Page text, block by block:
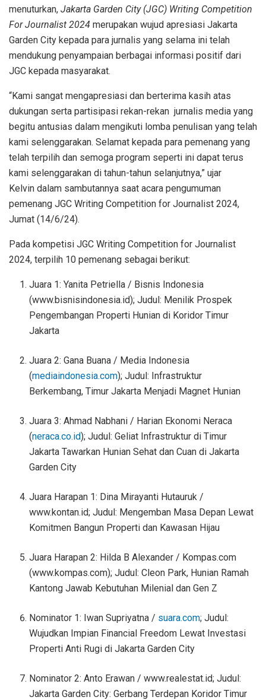
menuturkan, Jakarta Garden City (JGC) Writing Competition
For Journalist 2024 merupakan wujud apresiasi Jakarta
Garden City kepada para jurnalis yang selama ini telah
mendukung penyampaian berbagai informasi positif dari
JGC kepada masyarakat.
“Kami sangat mengapresiasi dan berterima kasih atas
dukungan serta partisipasi rekan-rekan jurnalis media yang
begitu antusias dalam mengikuti lomba penulisan yang telah
kami selenggarakan. Selamat kepada para pemenang yang
telah terpilih dan semoga program seperti ini dapat terus
kami selenggarakan di tahun-tahun selanjutnya,” ujar
Kelvin dalam sambutannya saat acara pengumuman
pemenang JGC Writing Competition for Journalist 2024,
Jumat (14/6/24).
Pada kompetisi JGC Writing Competition for Journalist
2024, terpilih 10 pemenang sebagai berikut:
Juara 1: Yanita Petriella / Bisnis Indonesia
(www.bisnisindonesia.id); Judul: Menilik Prospek
Pengembangan Properti Hunian di Koridor Timur
Jakarta
Juara 2: Gana Buana / Media Indonesia
(mediaindonesia.com); Judul: Infrastruktur
Berkembang, Timur Jakarta Menjadi Magnet Hunian
Juara 3: Ahmad Nabhani / Harian Ekonomi Neraca
(neraca.co.id); Judul: Geliat Infrastruktur di Timur
Jakarta Tawarkan Hunian Sehat dan Cuan di Jakarta
Garden City
Juara Harapan 1: Dina Mirayanti Hutauruk /
www.kontan.id; Judul: Mengemban Masa Depan Lewat
Komitmen Bangun Properti dan Kawasan Hijau
Juara Harapan 2: Hilda B Alexander / Kompas.com
(www.kompas.com); Judul: Cleon Park, Hunian Ramah
Kantong Jawab Kebutuhan Milenial dan Gen Z
Nominator 1: Iwan Supriyatna / suara.com; Judul:
Wujudkan Impian Financial Freedom Lewat Investasi
Properti Anti Rugi di Jakarta Garden City
Nominator 2: Anto Erawan / www.realestat.id; Judul:
Jakarta Garden City: Gerbang Terdepan Koridor Timur